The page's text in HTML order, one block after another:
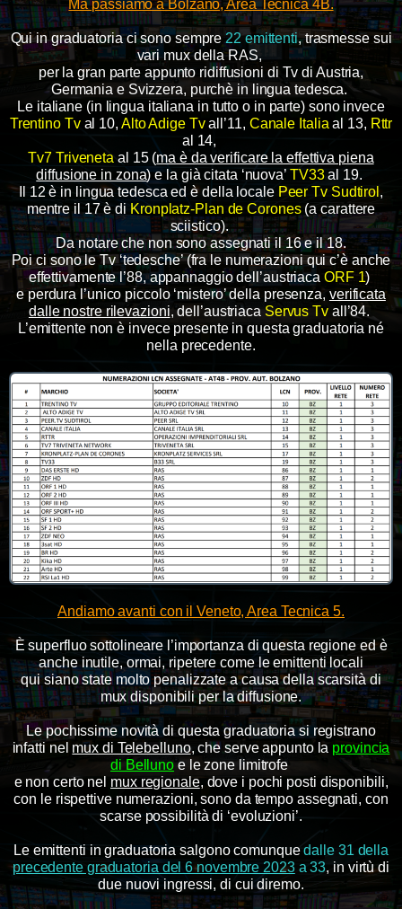
Ma passiamo a Bolzano, Area Tecnica 4B.
Qui in graduatoria ci sono sempre22 emittenti, trasmesse sui
vari mux della RAS,
per la gran parte appunto ridiffusioni di Tv di Austria,
Germania e Svizzera, purchè in lingua tedesca.
Le italiane (in lingua italiana in tutto o in parte) sono invece
Trentino Tval 10, Alto Adige Tvall’11, Canale Italia al 13, Rttr
al 14,
Tv7 Triveneta al 15 (ma è da verificare la effettiva piena
diffusione in zona) e la già citata ‘nuova’ TV33al 19.
Il 12 è in lingua tedesca ed è della locale Peer Tv Sudtirol ,
mentre il 17 è diKronplatz-Plan de Corones(a carattere
sciistico).
Da notare che non sono assegnati il 16 e il 18.
Poi ci sono le Tv ‘tedesche’ (fra le numerazioni qui c’è anche
effettivamente l’88, appannaggio dell’austriaca ORF 1)
e perdura l’unico piccolo ‘mistero’ della presenza, verificata
dalle nostre rilevazioni, dell’austriaca Servus Tvall’84.
L’emittente non è invece presente in questa graduatoria né
nella precedente.
Andiamo avanti con il Veneto, Area Tecnica 5.
È superfluo sottolineare l’importanza di questa regione ed è
anche inutile, ormai, ripetere come le emittenti locali
quisiano state molto penalizzate a causa della scarsità di
mux disponibili per la diffusione.
Le pochissime novità di questa graduatoria si registrano
infatti nel mux di Telebelluno, che serve appunto la provincia
di Bellunoe le zone limitrofe
e non certo nel mux regionale, dove i pochi posti disponibili,
con le rispettive numerazioni, sono da tempo assegnati, con
scarse possibilità di ‘evoluzioni’.
Le emittenti in graduatoria salgono comunquedalle 31 della
precedente graduatoria del 6 novembre 2023a 33, in virtù di
due nuovi ingressi, di cui diremo.